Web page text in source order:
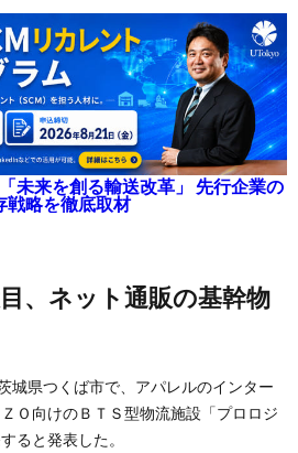
未来を創る輸送改革」 先行企業の
戦略を徹底取材
城県つくば市で、アパレルのインター
Ｏ向けのＢＴＳ型物流施設「プロロジ
ると発表した。